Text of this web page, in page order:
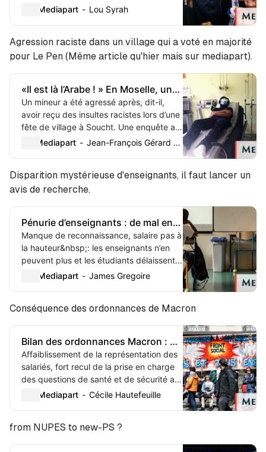
l’intérieur. Mediapart a appris qu’avant
Mediapart Lou Syrah
Agression raciste dans un village qui a voté en majorité
pour Le Pen (Même article qu'hier mais sur mediapart).
«Il est là l’Arabe ! » En Moselle, une
fête de village vire au lynchage
Un mineur a été agressé après, dit-il,
avoir reçu des insultes racistes lors d’une
fête de village à Soucht. Une enquête a
été ouverte. La victime témoigne de la
Mediapart Jean-François Gérard (Rue89 Strasbourg)
Disparition mystérieuse d'enseignants, il faut lancer un
avis de recherche.
Pénurie d’enseignants : de mal en
pis
Manque de reconnaissance, salaire pas à
la hauteur&nbsp;: les enseignants n’en
peuvent plus et les étudiants délaissent
de plus en plus cette voie. Ce sont
Mediapart James Gregoire
Conséquence des ordonnances de Macron
Bilan des ordonnances Macron : un
« très fort recul » sur les questions
de santé et de sécurité au travail
Affaiblissement de la représentation des
salariés, fort recul de la prise en charge
des questions de santé et de sécurité au
travail, perte de précieux relais de
Mediapart Cécile Hautefeuille
from NUPES to new-PS ?